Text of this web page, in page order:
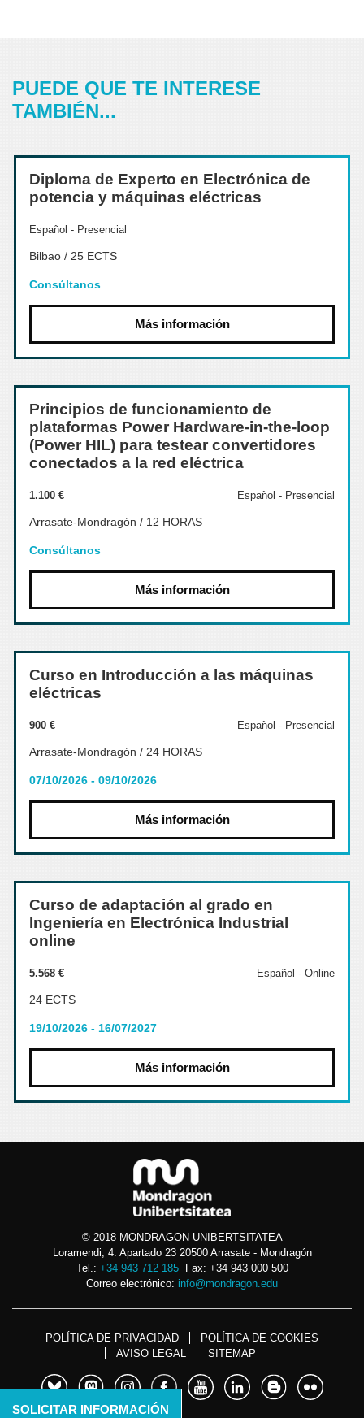
SOLICITAR INFORMACIÓN
PUEDE QUE TE INTERESE
TAMBIÉN...
Diploma de Experto en Electrónica de
potencia y máquinas eléctricas
Español - Presencial
Bilbao / 25 ECTS
Consúltanos
Más información
Principios de funcionamiento de
plataformas Power Hardware-in-the-loop
(Power HIL) para testear convertidores
conectados a la red eléctrica
1.100 € Español - Presencial
Arrasate-Mondragón / 12 HORAS
Consúltanos
Más información
Curso en Introducción a las máquinas
eléctricas
900 € Español - Presencial
Arrasate-Mondragón / 24 HORAS
07/10/2026 - 09/10/2026
Más información
Curso de adaptación al grado en
Ingeniería en Electrónica Industrial
online
5.568 € Español - Online
24 ECTS
19/10/2026 - 16/07/2027
Más información
© 2018 MONDRAGON UNIBERTSITATEA
Loramendi, 4. Apartado 23 20500 Arrasate - Mondragón
Tel.: +34 943 712 185Fax: +34 943 000 500
Correo electrónico: info@mondragon.edu
POLÍTICA DE PRIVACIDAD
POLÍTICA DE COOKIES
AVISO LEGAL
SITEMAP